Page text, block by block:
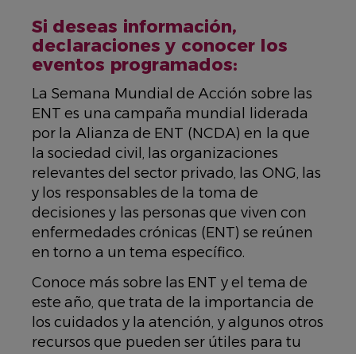
Si deseas información,
declaraciones y conocer los
eventos programados:
La Semana Mundial de Acción sobre las
ENT es una campaña mundial liderada
por la Alianza de ENT (NCDA) en la que
la sociedad civil, las organizaciones
relevantes del sector privado, las ONG, las
y los responsables de la toma de
decisiones y las personas que viven con
enfermedades crónicas (ENT) se reúnen
en torno a un tema específico.
Conoce más sobre las ENT y el tema de
este año, que trata de la importancia de
los cuidados y la atención, y algunos otros
recursos que pueden ser útiles para tu